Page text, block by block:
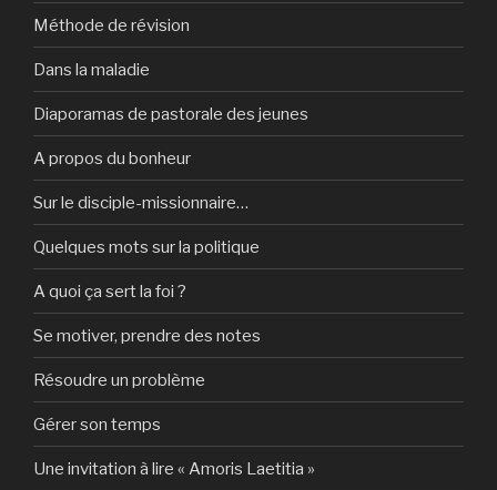
Méthode de révision
Dans la maladie
Diaporamas de pastorale des jeunes
A propos du bonheur
Sur le disciple-missionnaire…
Quelques mots sur la politique
A quoi ça sert la foi ?
Se motiver, prendre des notes
Résoudre un problème
Gérer son temps
Une invitation à lire « Amoris Laetitia »